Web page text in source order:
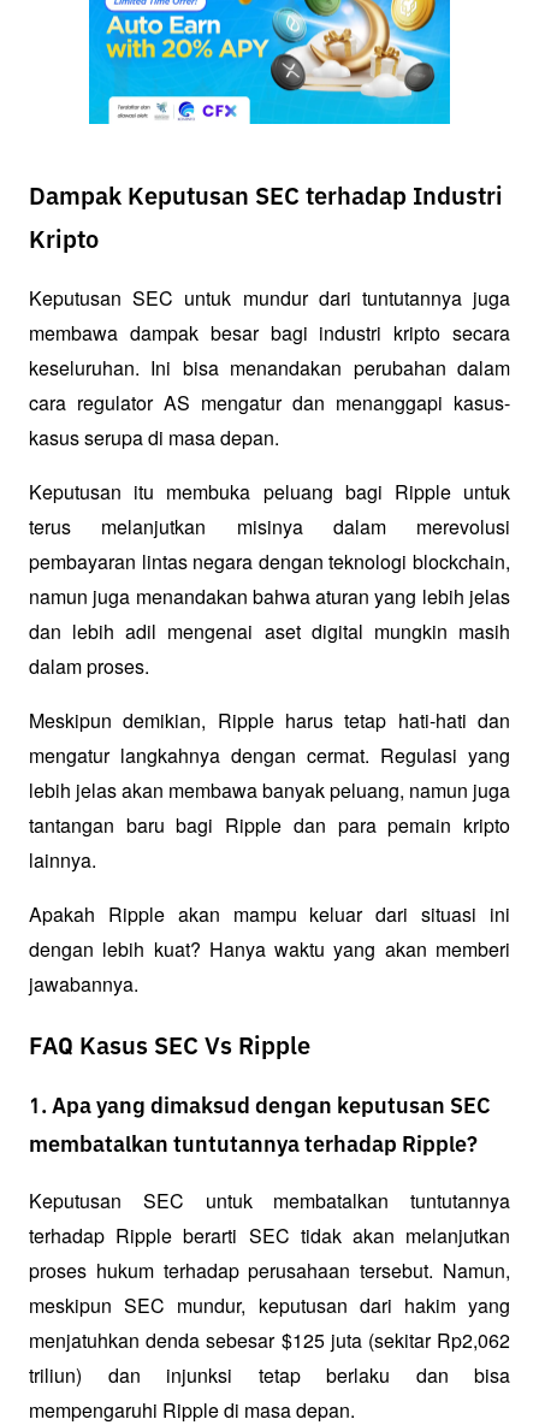
Dampak Keputusan SEC terhadap Industri
Kripto
Keputusan SEC untuk mundur dari tuntutannya juga
membawa dampak besar bagi industri kripto secara
keseluruhan. Ini bisa menandakan perubahan dalam
cara regulator AS mengatur dan menanggapi kasus-
kasus serupa di masa depan.
Keputusan itu membuka peluang bagi Ripple untuk
terus melanjutkan misinya dalam merevolusi
pembayaran lintas negara dengan teknologi blockchain,
namun juga menandakan bahwa aturan yang lebih jelas
dan lebih adil mengenai aset digital mungkin masih
dalam proses.
Meskipun demikian, Ripple harus tetap hati-hati dan
mengatur langkahnya dengan cermat. Regulasi yang
lebih jelas akan membawa banyak peluang, namun juga
tantangan baru bagi Ripple dan para pemain kripto
lainnya.
Apakah Ripple akan mampu keluar dari situasi ini
dengan lebih kuat? Hanya waktu yang akan memberi
jawabannya.
FAQ Kasus SEC Vs Ripple
1. Apa yang dimaksud dengan keputusan SEC
membatalkan tuntutannya terhadap Ripple?
Keputusan SEC untuk membatalkan tuntutannya
terhadap Ripple berarti SEC tidak akan melanjutkan
proses hukum terhadap perusahaan tersebut. Namun,
meskipun SEC mundur, keputusan dari hakim yang
menjatuhkan denda sebesar $125 juta (sekitar Rp2,062
triliun) dan injunksi tetap berlaku dan bisa
mempengaruhi Ripple di masa depan.